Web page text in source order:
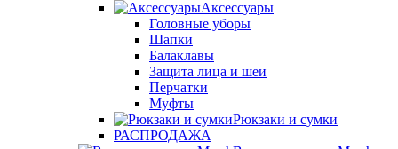
Аксессуары
Головные уборы
Шапки
Балаклавы
Защита лица и шеи
Перчатки
Муфты
Рюкзаки и сумки
РАСПРОДАЖА